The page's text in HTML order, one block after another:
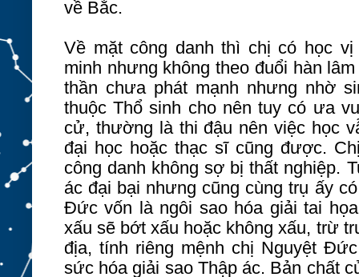
về Bắc.
Về mặt công danh thì chị có học
minh nhưng không theo đuổi hàn
thần chưa phát mạnh nhưng nhờ
thuộc Thổ sinh cho nên tuy có ưa
cử, thường là thi đậu nên việc học
đại học hoặc thạc sĩ cũng được.
công danh không sợ bị thất nghiệp.
ác đại bại nhưng cũng cùng trụ ấy
Đức vốn là ngôi sao hóa giải tai
xấu sẽ bớt xấu hoặc không xấu, trừ
địa, tính riêng mệnh chị Nguyệt
sức hóa giải sao Thập ác. Bản chất